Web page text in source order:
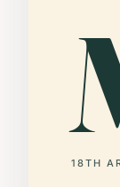
18TH